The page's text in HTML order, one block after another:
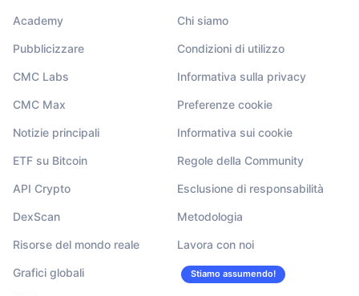
Academy
Pubblicizzare
CMC Labs
CMC Max
Notizie principali
ETF su Bitcoin
API Crypto
DexScan
Risorse del mondo reale
Grafici globali
Chi siamo
Condizioni di utilizzo
Informativa sulla privacy
Preferenze cookie
Informativa sui cookie
Regole della Community
Esclusione di responsabilità
Metodologia
Lavora con noi
Stiamo assumendo!